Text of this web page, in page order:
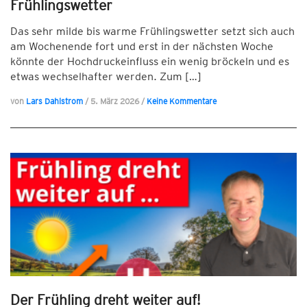
Frühlingswetter
Das sehr milde bis warme Frühlingswetter setzt sich auch
am Wochenende fort und erst in der nächsten Woche
könnte der Hochdruckeinfluss ein wenig bröckeln und es
etwas wechselhafter werden. Zum […]
von Lars Dahlstrom / 5. März 2026/ Keine Kommentare
Der Frühling dreht weiter auf!